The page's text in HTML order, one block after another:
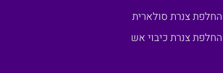
החלפת צנרת סולארית
החלפת צנרת כיבוי אש